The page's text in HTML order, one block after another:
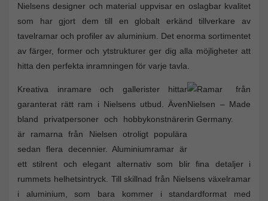
Nielsens designer och material uppvisar en oslagbar kvalitet
som har gjort dem till en globalt erkänd tillverkare av
tavelramar och profiler av aluminium. Det enorma sortimentet
av färger, former och ytstrukturer ger dig alla möjligheter att
hitta den perfekta inramningen för varje tavla.
Kreativa inramare och gallerister hittar
garanterat rätt ram i Nielsens utbud. Även
bland privatpersoner och hobbykonstnärer
är ramarna från Nielsen otroligt populära
sedan flera decennier. Aluminiumramar är
ett stilrent och elegant alternativ som blir fina detaljer i
rummets helhetsintryck. Till skillnad från Nielsens växelramar
i aluminium, som bara kommer i standardformat med